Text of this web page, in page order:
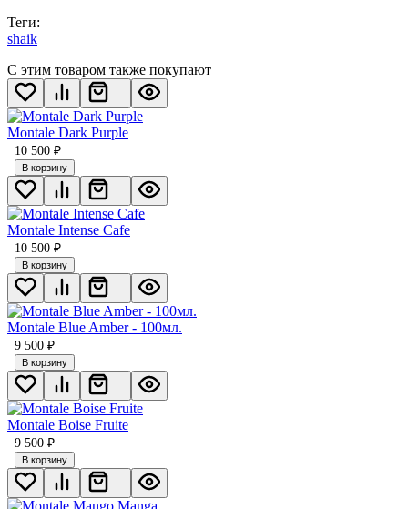
Теги:
shaik
С этим товаром также покупают
Montale Dark Purple
10 500 ₽
В корзину
Montale Intense Cafe
10 500 ₽
В корзину
Montale Blue Amber - 100мл.
9 500 ₽
В корзину
Montale Boise Fruite
9 500 ₽
В корзину